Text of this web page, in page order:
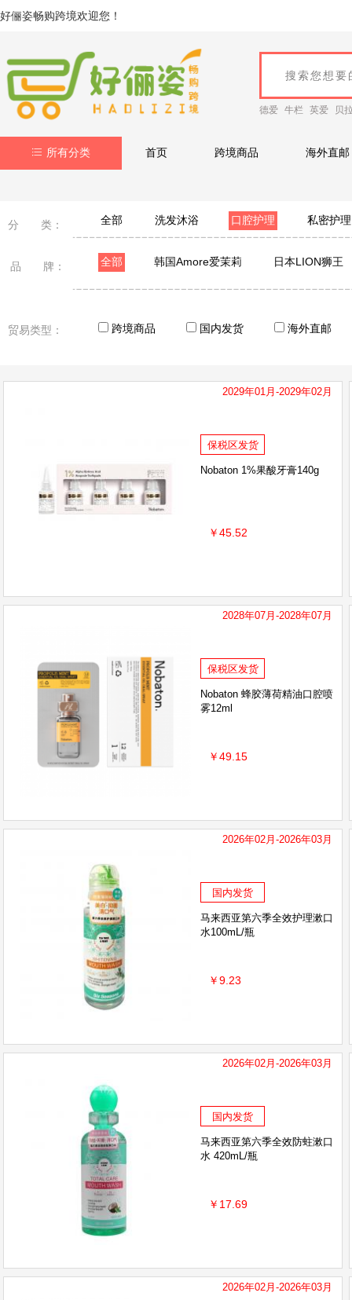
好俪姿畅购跨境欢迎您！
德爱 牛栏 英爱 贝
所有分类 首页 跨境商品 海外直邮
分 类： 全部 洗发沐浴 口腔护理 私密护理
品 牌： 全部 韩国Amore爱茉莉 日本LION狮王
ORA2皓乐齿 日本ITO Theramed汉高
贸易类型： 跨境商品 国内发货 海外直邮
2029年01月-2029年02月
保税区发货
Nobaton 1%果酸牙膏140g
￥45.52
2028年07月-2028年07月
保税区发货
Nobaton 蜂胶薄荷精油口腔喷
雾12ml
￥49.15
2026年02月-2026年03月
国内发货
马来西亚第六季全效护理漱口
水100mL/瓶
￥9.23
2026年02月-2026年03月
国内发货
马来西亚第六季全效防蛀漱口
水 420mL/瓶
￥17.69
2026年02月-2026年03月